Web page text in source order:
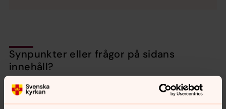
Synpunkter eller frågor på sidans
innehåll?
backa.pastorat@svenskakyrkan.se